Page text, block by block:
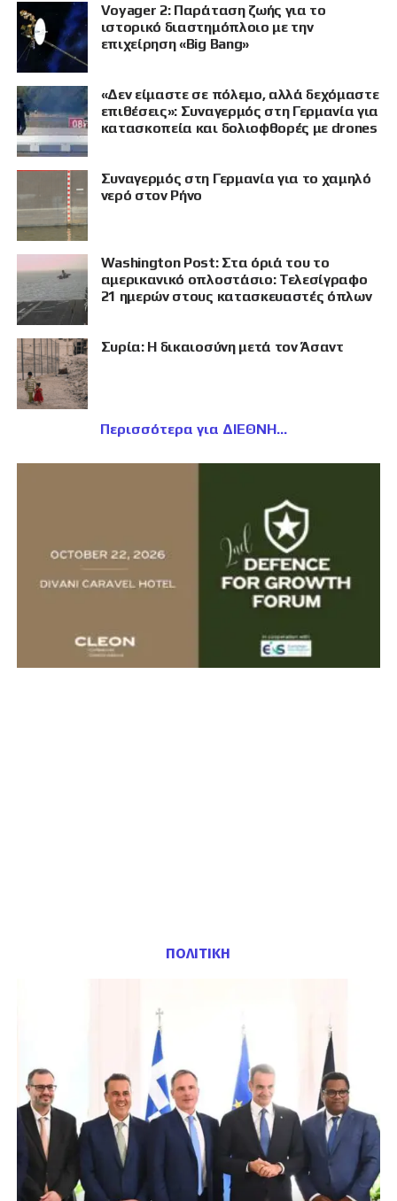
Voyager 2: Παράταση ζωής για το
ιστορικό διαστημόπλοιο με την
επιχείρηση «Big Bang»
«Δεν είμαστε σε πόλεμο, αλλά δεχόμαστε
επιθέσεις»: Συναγερμός στη Γερμανία για
κατασκοπεία και δολιοφθορές με drones
Συναγερμός στη Γερμανία για το χαμηλό
νερό στον Ρήνο
Washington Post: Στα όριά του το
αμερικανικό οπλοστάσιο: Τελεσίγραφο
21 ημερών στους κατασκευαστές όπλων
Συρία: Η δικαιοσύνη μετά τον Άσαντ
Περισσότερα για ΔΙΕΘΝΗ
ΠΟΛΙΤΙΚΗ